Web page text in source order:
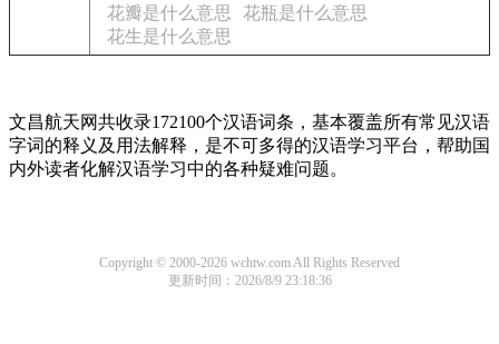
花瓣是什么意思
花瓶是什么意思
花生是什么意思
文昌航天网共收录172100个汉语词条，基本覆盖所有常见汉语
字词的释义及用法解释，是不可多得的汉语学习平台，帮助国
内外读者化解汉语学习中的各种疑难问题。
Copyright © 2000-2026 wchtw.com All Rights Reserved
更新时间：2026/8/9 23:18:36